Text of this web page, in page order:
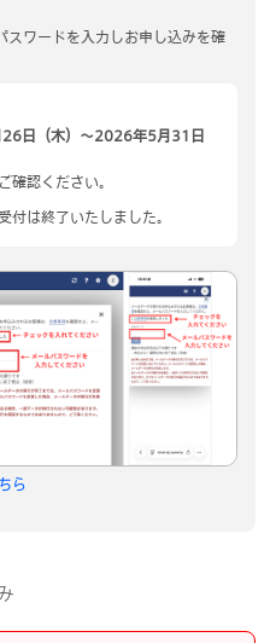
スワードを入力しお申し込みを確
日（木）～2026年5月31日
確認ください。
は終了いたしました。
ら